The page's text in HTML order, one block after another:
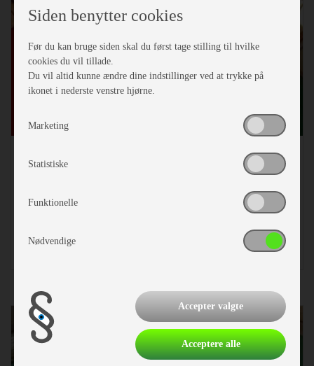
Previous
FIAMMA caravanstore 410
0
Finansiering
Siden benytter cookies
Før du kan bruge siden skal du først tage stilling til hvilke
cookies du vil tillade.
Du vil altid kunne ændre dine indstillinger ved at trykke på
ikonet i nederste venstre hjørne.
Marketing
Statistiske
Funktionelle
Nødvendige
Accepter valgte
Acceptere alle